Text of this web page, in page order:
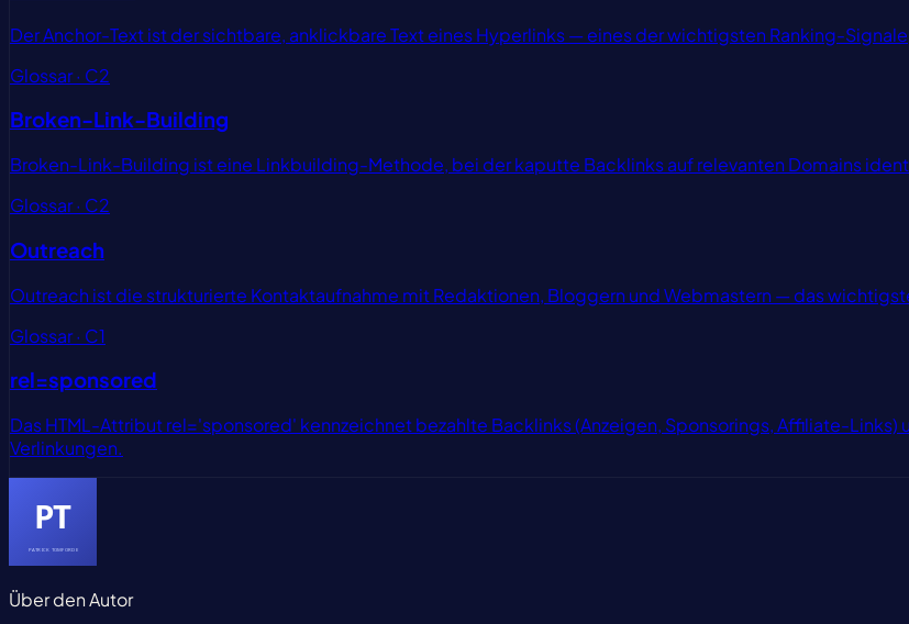
Der Anchor-Text ist der sichtbare, anklickbare Text eines Hyperlinks — eines der wichtigsten Ranking-
Glossar · C2
Broken-Link-Building
Broken-Link-Building ist eine Linkbuilding-Methode, bei der kaputte Backlinks auf relevanten Domains
Glossar · C2
Outreach
Outreach ist die strukturierte Kontaktaufnahme mit Redaktionen, Bloggern und Webmastern — das
Glossar · C1
rel=sponsored
Das HTML-Attribut rel='sponsored' kennzeichnet bezahlte Backlinks (Anzeigen, Sponsorings, Affiliate-
Verlinkungen.
Über den Autor